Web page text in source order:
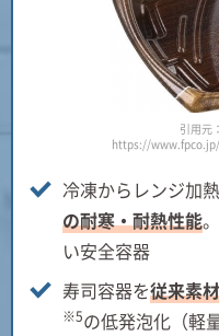
引用元
https://
冷凍からレンジ加
の耐寒・耐熱性能
い安全容器
寿司容器を従来素
※5の低発泡化（軽